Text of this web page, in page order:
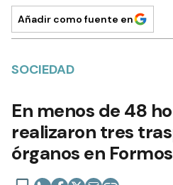
Añadir como fuente en
SOCIEDAD
En menos de 48
realizaron tres
órganos en